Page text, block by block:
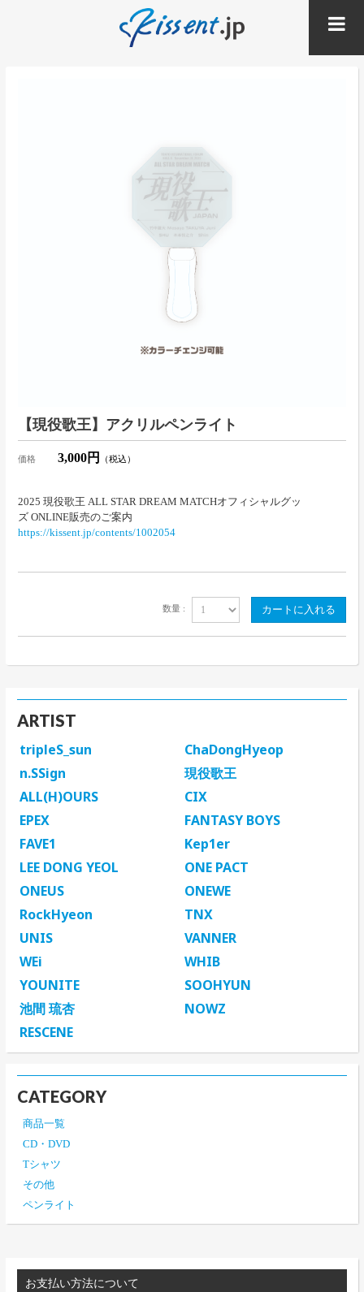
【現役歌王】アクリルペンライト
価格 3,000円 （税込）
2025 現役歌王 ALL STAR DREAM MATCHオフィシャルグッ
ズ ONLINE販売のご案内
https://kissent.jp/contents/1002054
数量 :
ARTIST
tripleS_sun
ChaDongHyeop
n.SSign
現役歌王
ALL(H)OURS
CIX
EPEX
FANTASY BOYS
FAVE1
Kep1er
LEE DONG YEOL
ONE PACT
ONEUS
ONEWE
RockHyeon
TNX
UNIS
VANNER
WEi
WHIB
YOUNITE
SOOHYUN
池間 琉杏
NOWZ
RESCENE
CATEGORY
商品一覧
CD・DVD
Tシャツ
その他
ペンライト
お支払い方法について